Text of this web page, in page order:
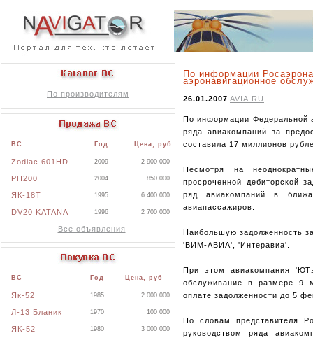
По производителям
ВС Год Цена, руб
Zodiac 601HD 2009 2 900 000
РП200 2004 850 000
ЯК-18Т 1995 6 400 000
DV20 KATANA 1996 2 700 000
Все объявления
ВС Год Цена, руб
Як-52 1985 2 000 000
Л-13 Бланик 1970 100 000
ЯК-52 1980 3 000 000
По информации
аэронавигационное
26.01.2007 AVIA.RU
По информации Федеральной
ряда авиакомпаний за
составила 17 миллионов
Несмотря на
просроченной дебиторской
ряд авиакомпаний в
авиапассажиров.
Наибольшую задолженность
'ВИМ-АВИА', 'Интеравиа'.
При этом авиакомпания
обслуживание в размере 9
оплате задолженности до 5
По словам представителя
руководством ряда